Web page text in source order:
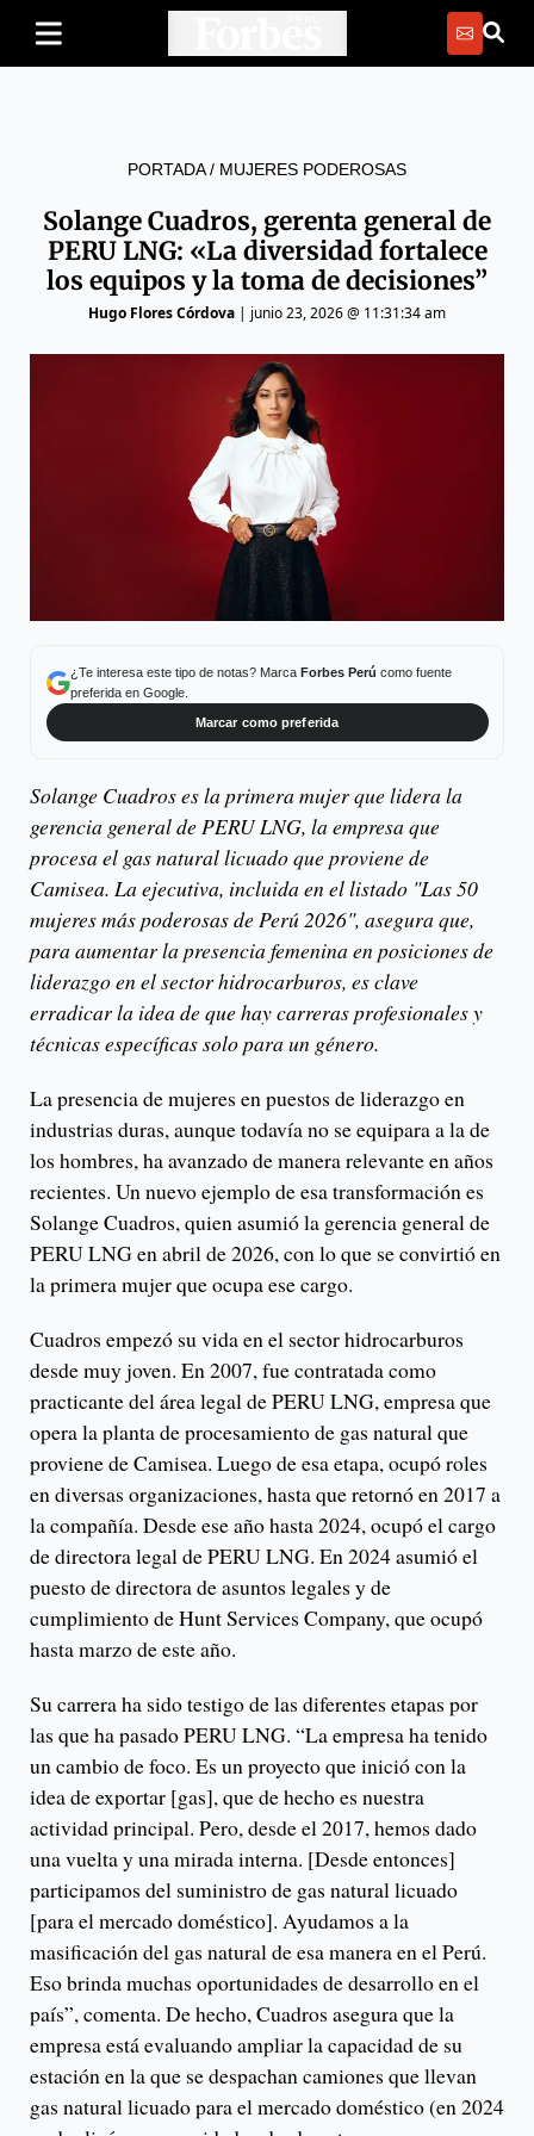
PORTADA/ MUJERES PODEROSAS
Solange Cuadros, gerenta general de
PERU LNG: «La diversidad fortalece
los equipos y la toma de decisiones”
Hugo Flores Córdova | junio 23, 2026 @ 11:31:34 am
¿Te interesa este tipo de notas? Marca Forbes Perú como fuente
preferida en Google.
Marcar como preferida
Solange Cuadros es la primera mujer que lidera la
gerencia general de PERU LNG, la empresa que
procesa el gas natural licuado que proviene de
Camisea. La ejecutiva, incluida en el listado "Las 50
mujeres más poderosas de Perú 2026", asegura que,
para aumentar la presencia femenina en posiciones de
liderazgo en el sector hidrocarburos, es clave
erradicar la idea de que hay carreras profesionales y
técnicas específicas solo para un género.
La presencia de mujeres en puestos de liderazgo en
industrias duras, aunque todavía no se equipara a la de
los hombres, ha avanzado de manera relevante en años
recientes. Un nuevo ejemplo de esa transformación es
Solange Cuadros, quien asumió la gerencia general de
PERU LNG en abril de 2026, con lo que se convirtió en
la primera mujer que ocupa ese cargo.
Cuadros empezó su vida en el sector hidrocarburos
desde muy joven. En 2007, fue contratada como
practicante del área legal de PERU LNG, empresa que
opera la planta de procesamiento de gas natural que
proviene de Camisea. Luego de esa etapa, ocupó roles
en diversas organizaciones, hasta que retornó en 2017 a
la compañía. Desde ese año hasta 2024, ocupó el cargo
de directora legal de PERU LNG. En 2024 asumió el
puesto de directora de asuntos legales y de
cumplimiento de Hunt Services Company, que ocupó
hasta marzo de este año.
Su carrera ha sido testigo de las diferentes etapas por
las que ha pasado PERU LNG. “La empresa ha tenido
un cambio de foco. Es un proyecto que inició con la
idea de exportar [gas], que de hecho es nuestra
actividad principal. Pero, desde el 2017, hemos dado
una vuelta y una mirada interna. [Desde entonces]
participamos del suministro de gas natural licuado
[para el mercado doméstico]. Ayudamos a la
masificación del gas natural de esa manera en el Perú.
Eso brinda muchas oportunidades de desarrollo en el
país”, comenta. De hecho, Cuadros asegura que la
empresa está evaluando ampliar la capacidad de su
estación en la que se despachan camiones que llevan
gas natural licuado para el mercado doméstico (en 2024